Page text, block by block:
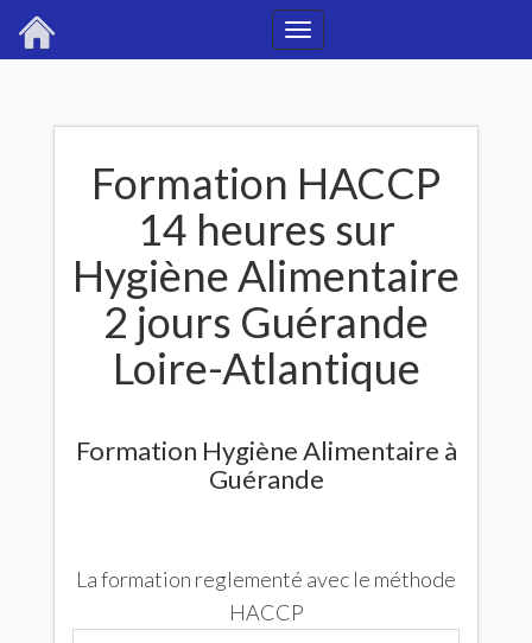
Toggle
Formation HACCP
14 heures sur
Hygiène Alimentaire
2 jours Guérande
Loire-Atlantique
Formation Hygiène Alimentaire à
Guérande
La formation reglementé avec le méthode
HACCP